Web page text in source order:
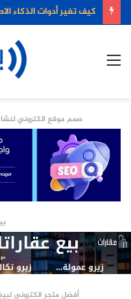
كيف تغير أدوات الذكاء
صمم موقع الكتروني
أفضل متجر الكتروني